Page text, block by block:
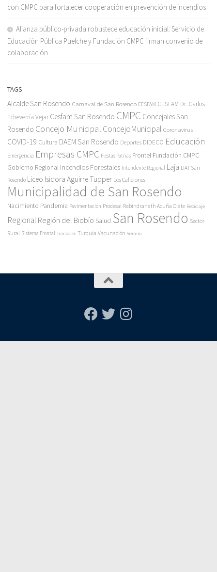
con CMPC para fortalecer cooperación en prevención de incendios
Alianza público-privada robustece educación inicial: Servicio de
Educación Pública Puelche y Fundación CMPC firman convenio de
colaboración
TAGS
Alcalde San Rosendo Carnaval de San Rosendo CESFAM CESFAM Dr. Carlos
Echeverría Vejar Cesfam San Rosendo CMPC Concejales San
Rosendo Concejo Municipal ConcejoMunicipal Coronavirus
COVID-19 Cultura DAEM San Rosendo Deportes DIDECO Educación
Emergencia Empresas CMPC Fiestas Patrias Frontel Fundación CMPC
Gobierno Regional Incendios Forestales Intendente Regional Laja LIAT San
Rosendo Liceo Isidora Aguirre Tupper Los Callejones
Municipalidad de San Rosendo
Nacimiento Pandemia Pavimentación Prodesal Rabindranath Acuña Olate Reciclaje
Regional Región del Biobío Salud San Rosendo Sector
Rural Sistema Frontal Transelec Turquía Vacunación Verano